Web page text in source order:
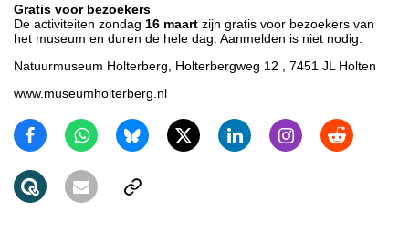
Gratis voor bezoekers
De activiteiten zondag 16 maart zijn gratis voor bezoekers van
het museum en duren de hele dag. Aanmelden is niet nodig.
Natuurmuseum Holterberg, Holterbergweg 12 , 7451 JL Holten
www.museumholterberg.nl